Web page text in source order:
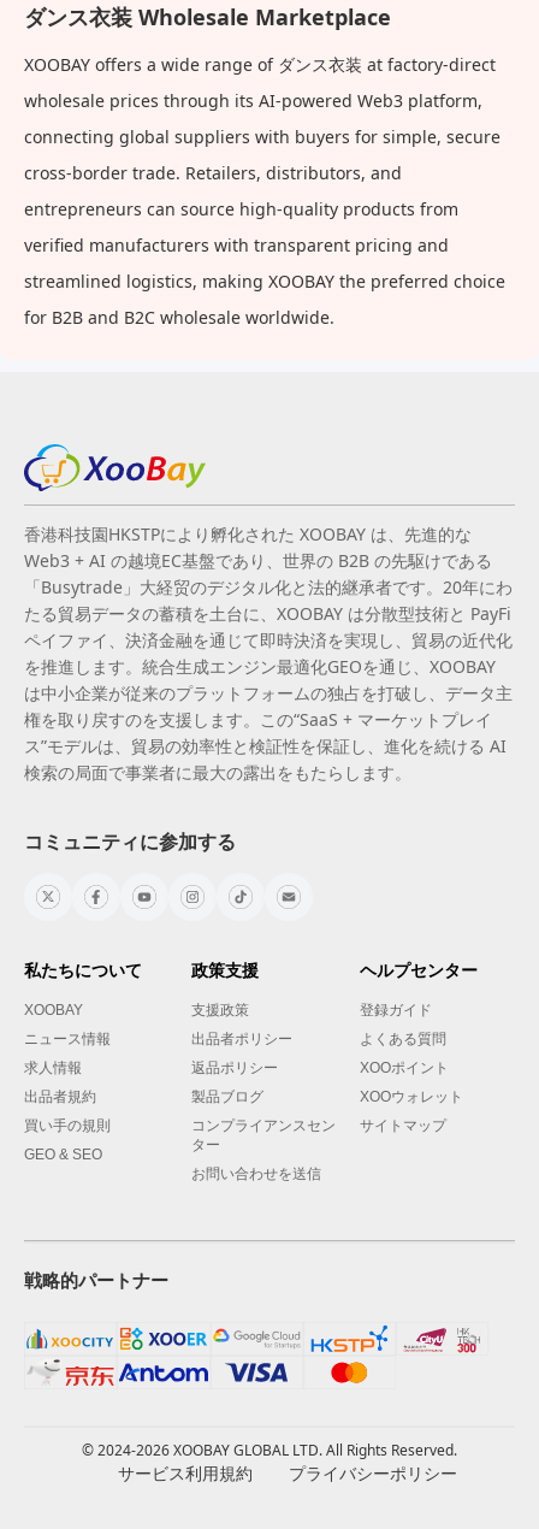
ダンス衣装 Wholesale Marketplace
XOOBAY offers a wide range of ダンス衣装 at factory-direct
wholesale prices through its AI-powered Web3 platform,
connecting global suppliers with buyers for simple, secure
cross-border trade. Retailers, distributors, and
entrepreneurs can source high-quality products from
verified manufacturers with transparent pricing and
streamlined logistics, making XOOBAY the preferred choice
for B2B and B2C wholesale worldwide.
香港科技園HKSTPにより孵化された XOOBAY は、先進的な
Web3 + AI の越境EC基盤であり、世界の B2B の先駆けである
「Busytrade」大経贸のデジタル化と法的継承者です。20年にわ
たる貿易データの蓄積を土台に、XOOBAY は分散型技術と PayFi
ペイファイ、決済金融を通じて即時決済を実現し、貿易の近代化
を推進します。統合生成エンジン最適化GEOを通じ、XOOBAY
は中小企業が従来のプラットフォームの独占を打破し、データ主
権を取り戻すのを支援します。この“SaaS + マーケットプレイ
ス”モデルは、貿易の効率性と検証性を保証し、進化を続ける AI
検索の局面で事業者に最大の露出をもたらします。
コミュニティに参加する
私たちについて
XOOBAY
ニュース情報
求人情報
出品者規約
買い手の規則
GEO & SEO
政策支援
支援政策
出品者ポリシー
返品ポリシー
製品ブログ
コンプライアンスセン
ター
お問い合わせを送信
ヘルプセンター
登録ガイド
よくある質問
XOOポイント
XOOウォレット
サイトマップ
戦略的パートナー
© 2024-2026 XOOBAY GLOBAL LTD. All Rights Reserved.
サービス利用規約 プライバシーポリシー